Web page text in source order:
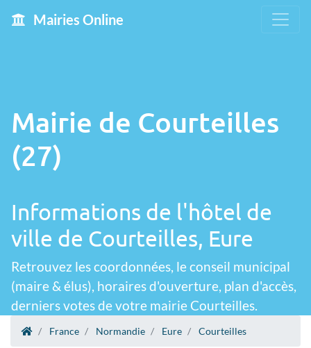
Mairies Online
Mairie de Courteilles
(27)
Informations de l'hôtel de
ville de Courteilles, Eure
Retrouvez les coordonnées, le conseil municipal
(maire & élus), horaires d'ouverture, plan d'accès,
derniers votes de votre mairie Courteilles.
France Normandie Eure Courteilles